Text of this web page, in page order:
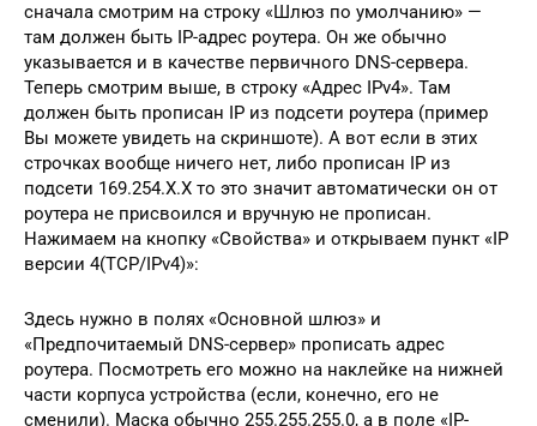
сначала смотрим на строку «Шлюз по умолчанию» —
там должен быть IP-адрес роутера. Он же обычно
указывается и в качестве первичного DNS-сервера.
Теперь смотрим выше, в строку «Адрес IPv4». Там
должен быть прописан IP из подсети роутера (пример
Вы можете увидеть на скриншоте). А вот если в этих
строчках вообще ничего нет, либо прописан IP из
подсети 169.254.X.X то это значит автоматически он от
роутера не присвоился и вручную не прописан.
Нажимаем на кнопку «Свойства» и открываем пункт «IP
версии 4(TCP/IPv4)»:
Здесь нужно в полях «Основной шлюз» и
«Предпочитаемый DNS-сервер» прописать адрес
роутера. Посмотреть его можно на наклейке на нижней
части корпуса устройства (если, конечно, его не
сменили). Маска обычно 255.255.255.0, а в поле «IP-